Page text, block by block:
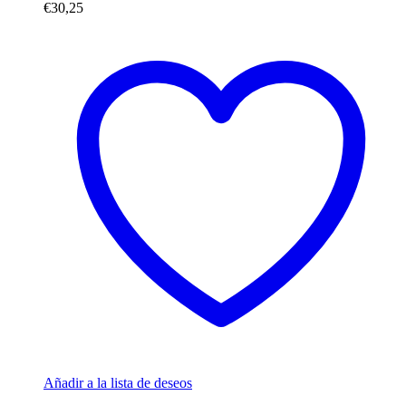
€30,25
Añadir a la lista de deseos